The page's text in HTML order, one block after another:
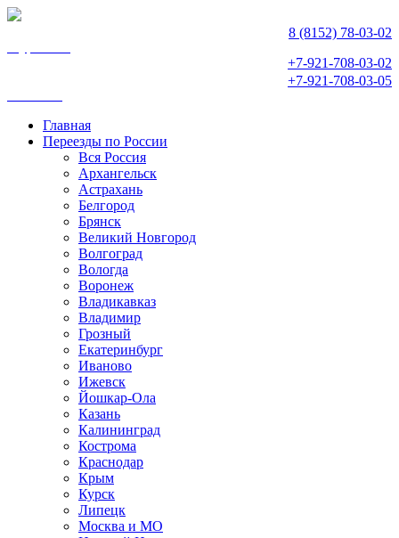
8 (8152) 78-03-02
+7-921-708-03-02
+7-921-708-03-05
Главная
Переезды по России
Вся Россия
Архангельск
Астрахань
Белгород
Брянск
Великий Новгород
Волгоград
Вологда
Воронеж
Владикавказ
Владимир
Грозный
Екатеринбург
Иваново
Ижевск
Йошкар-Ола
Казань
Калининград
Кострома
Краснодар
Крым
Курск
Липецк
Москва и МО